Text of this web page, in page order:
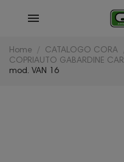
Home CATALOGO CORA
COPRIAUTO GABARDINE CAR
mod. VAN 16